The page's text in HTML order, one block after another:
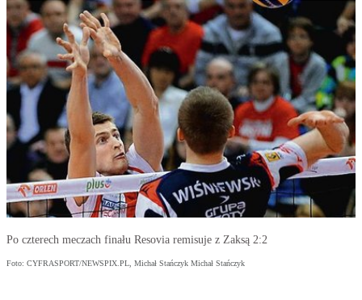
Po czterech meczach finału Resovia remisuje z Zaksą 2:2
Foto: CYFRASPORT/NEWSPIX.PL, Michał Stańczyk Michał Stańczyk